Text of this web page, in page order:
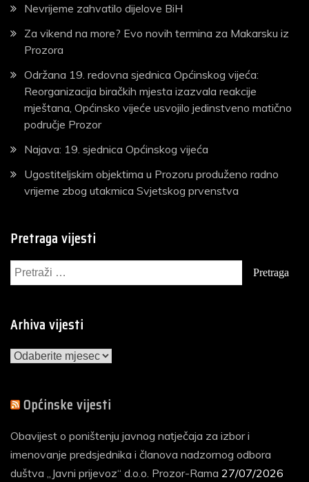
Nevrijeme zahvatilo dijelove BiH
Za vikend na more? Evo novih termina za Makarsku iz
Prozora
Održana 19. redovna sjednica Općinskog vijeća:
Reorganizacija biračkih mjesta izazvala reakcije
mještana, Općinsko vijeće usvojilo jedinstveno matično
područje Prozor
Najava: 19. sjednica Općinskog vijeća
Ugostiteljskim objektima u Prozoru produženo radno
vrijeme zbog utakmica Svjetskog prvenstva
Pretraga vijesti
Pretraga:
Arhiva vijesti
Arhiva
Općinske vijesti
Obavijest o poništenju javnog natječaja za izbor i
imenovanje predsjednika i članova nadzornog odbora
duštva „Javni prijevoz“ d.o.o. Prozor-Rama 27/07/2026